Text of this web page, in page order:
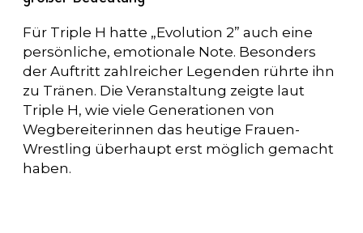
Für Triple H hatte „Evolution 2” auch eine
persönliche, emotionale Note. Besonders
der Auftritt zahlreicher Legenden rührte ihn
zu Tränen. Die Veranstaltung zeigte laut
Triple H, wie viele Generationen von
Wegbereiterinnen das heutige Frauen-
Wrestling überhaupt erst möglich gemacht
haben.